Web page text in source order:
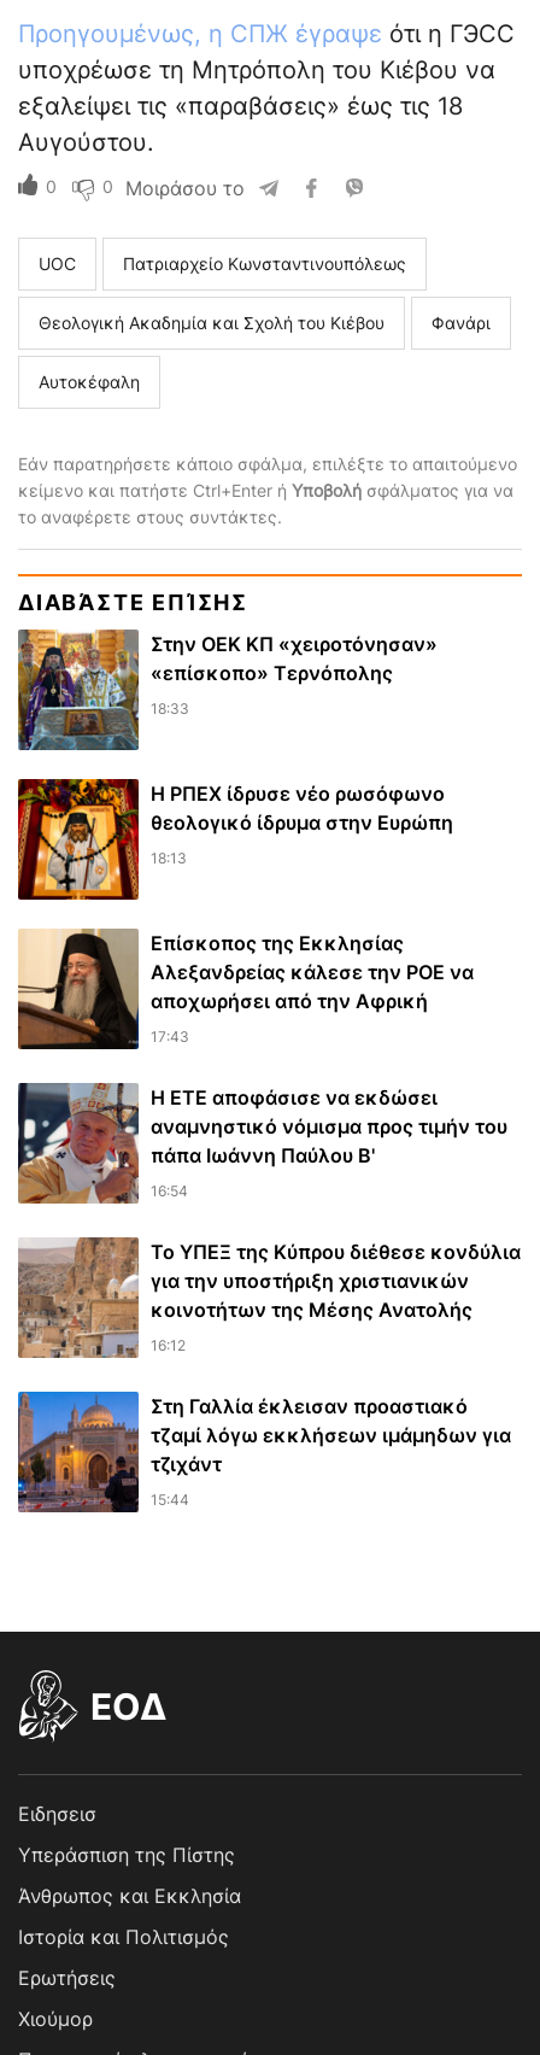
Προηγουμένως, η СПЖ έγραψε ότι η ГЭСС
υποχρέωσε τη Μητρόπολη του Κιέβου να
εξαλείψει τις «παραβάσεις» έως τις 18
Αυγούστου.
0 0 Μοιράσου το
UOC Πατριαρχείο Κωνσταντινουπόλεως
Θεολογική Ακαδημία και Σχολή του Κιέβου Φανάρι
Αυτοκέφαλη
Εάν παρατηρήσετε κάποιο σφάλμα, επιλέξτε το απαιτούμενο
κείμενο και πατήστε Ctrl+Enter ή Υποβολή σφάλματος για να
το αναφέρετε στους συντάκτες.
ΔΙΑΒΆΣΤΕ ΕΠΊΣΗΣ
Στην ΟΕΚ ΚΠ «χειροτόνησαν»
«επίσκοπο» Τερνόπολης
18:33
Η ΡΠΕΧ ίδρυσε νέο ρωσόφωνο
θεολογικό ίδρυμα στην Ευρώπη
18:13
Επίσκοπος της Εκκλησίας
Αλεξανδρείας κάλεσε την ΡΟΕ να
αποχωρήσει από την Αφρική
17:43
Η ΕΤΕ αποφάσισε να εκδώσει
αναμνηστικό νόμισμα προς τιμήν του
πάπα Ιωάννη Παύλου Β'
16:54
Το ΥΠΕΞ της Κύπρου διέθεσε κονδύλια
για την υποστήριξη χριστιανικών
κοινοτήτων της Μέσης Ανατολής
16:12
Στη Γαλλία έκλεισαν προαστιακό
τζαμί λόγω εκκλήσεων ιμάμηδων για
τζιχάντ
15:44
EOΔ
Ειδησεισ
Υπεράσπιση της Πίστης
Άνθρωπος και Εκκλησία
Ιστορία και Πολιτισμός
Ερωτήσεις
Χιούμορ